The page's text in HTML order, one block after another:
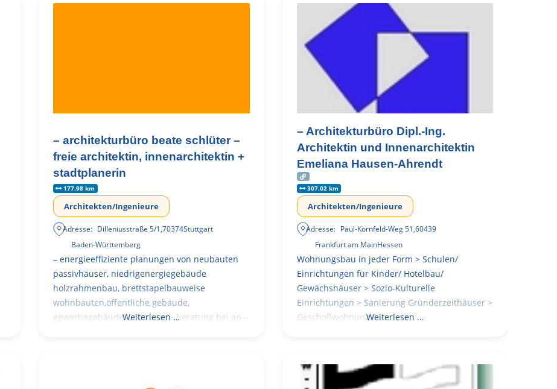
– architekturbüro beate schlüter –
freie architektin, innenarchitektin +
stadtplanerin
177.98 km
Architekten/Ingenieure
Adresse: Dilleniusstraße 5/1,70374Stuttgart
Baden-Württemberg
– energieeffiziente planungen von neubauten
passivhäuser, niedrigenergiegebäude
holzrahmenbau, brettstapelbauweise
wohnbauten,öffentliche gebäude,
gewerbegebäude – planung + beratung bei an –
Weiterlesen …
– Architekturbüro Dipl.-Ing.
Architektin und Innenarchitektin
Emeliana Hausen-Ahrendt
307.02 km
Architekten/Ingenieure
Adresse: Paul-Kornfeld-Weg 51,60439
Frankfurt am MainHessen
Wohnungsbau in jeder Form > Schulen/
Einrichtungen für Kinder/ Hotelbau/
Gewächshäuser > Sozio-Kulturelle
Einrichtungen > Sanierung Gründerzeithäuser >
GeschoßwohnungsbauWeiterlesen …